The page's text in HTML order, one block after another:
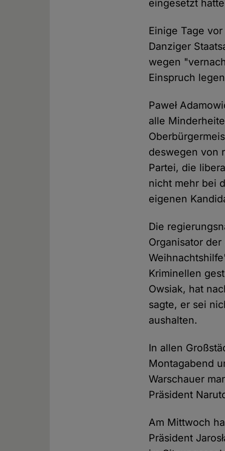
eingesetzt
Einige Tage
Danziger
wegen
Einspruch
Paweł
alle
deswegen von
Partei, die
nicht mehr bei
eigenen
Die
Organisator
Kriminellen
Owsiak, hat
sagte, er sei
aushalten.
In allen
Montagabend
Warschauer
Präsident
Am Mittwoch
Präsident